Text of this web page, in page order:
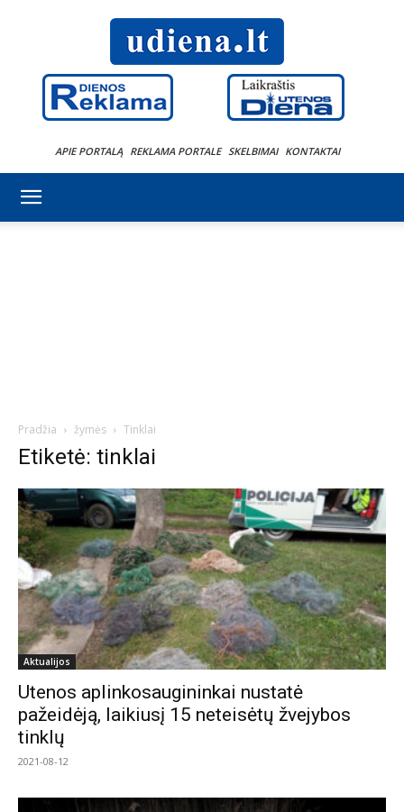
APIE PORTALĄ REKLAMA PORTALE SKELBIMAI KONTAKTAI
Pradžia žymės Tinklai
Etiketė: tinklai
Aktualijos
Utenos aplinkosaugininkai nustatė
pažeidėją, laikiusį 15 neteisėtų žvejybos
tinklų
2021-08-12